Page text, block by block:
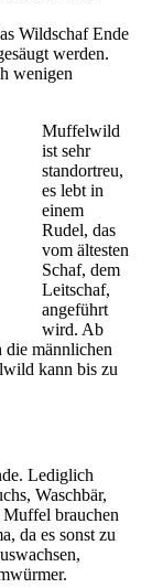
Wildschaf Ende
werden.
wenigen
Muffelwild
ist sehr
standortreu,
es lebt in
einem
Rudel, das
vom ältesten
Schaf, dem
Leitschaf,
angeführt
wird. Ab
die männlichen
kann bis zu
Lediglich
Waschbär,
brauchen
da es sonst zu